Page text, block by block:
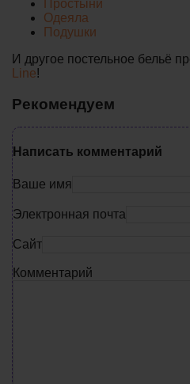
Простыни
Одеяла
Подушки
И другое постельное бельё
Line!
Рекомендуем
Написать комментарий
Ваше имя
Электронная почта
Сайт
Комментарий